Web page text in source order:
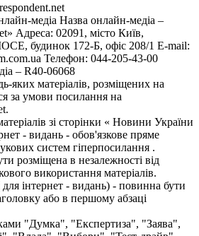
медіа Назва онлайн-медіа –
Адреса: 02091, місто Київ,
будинок 172-Б, офіс 208/1 E-mail:
Телефон: 044-205-43-00
– R40-06068
яких матеріалів, розміщених на
за умови посилання на
зі сторінки « Новини України
- видань - обов'язкове пряме
систем гіперпосилання .
розміщена в незалежності від
використання матеріалів.
інтернет - видань) - повинна бути
або в першому абзаці
"Думка", "Експертиза", "Заява",